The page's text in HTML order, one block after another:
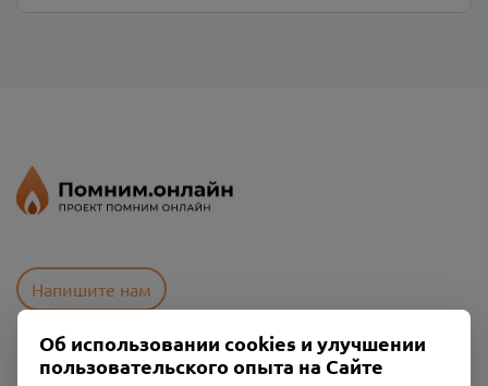
Напишите нам
Пользовательское соглашение
Об использовании cookies и улучшении
пользовательского опыта на Сайте